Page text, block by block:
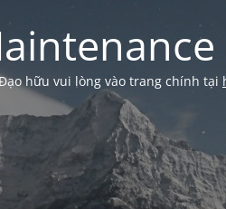
hữu vui lòng vào trang chính tại